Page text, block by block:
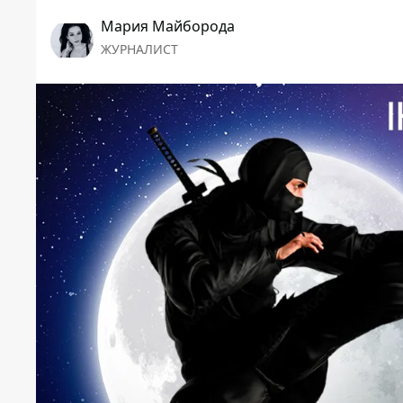
Мария Майборода
ЖУРНАЛИСТ